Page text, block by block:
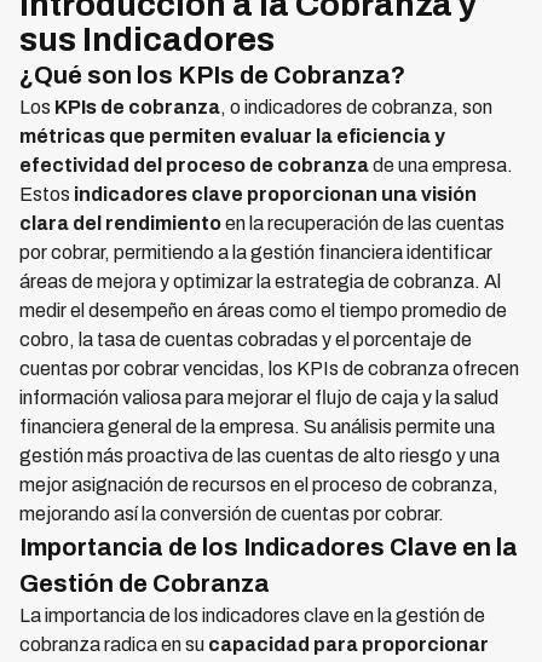
sus Indicadores
¿Qué son los KPIs de Cobranza?
Los KPIs de cobranza, o indicadores de cobranza, son
métricas que permiten evaluar la eficiencia y
efectividad del proceso de cobranzade una empresa.
Estos indicadores clave proporcionan una visión
clara del rendimientoen la recuperación de las cuentas
por cobrar, permitiendo a la gestión financiera identificar
áreas de mejora y optimizar la estrategia de cobranza. Al
medir el desempeño en áreas como el tiempo promedio de
cobro, la tasa de cuentas cobradas y el porcentaje de
cuentas por cobrar vencidas, los KPIs de cobranza ofrecen
información valiosa para mejorar el flujo de caja y la salud
financiera general de la empresa. Su análisis permite una
gestión más proactiva de las cuentas de alto riesgo y una
mejor asignación de recursos en el proceso de cobranza,
mejorando así la conversión de cuentas por cobrar.
Importancia de los Indicadores Clave en la
Gestión de Cobranza
La importancia de los indicadores clave en la gestión de
cobranza radica en su capacidad para proporcionar